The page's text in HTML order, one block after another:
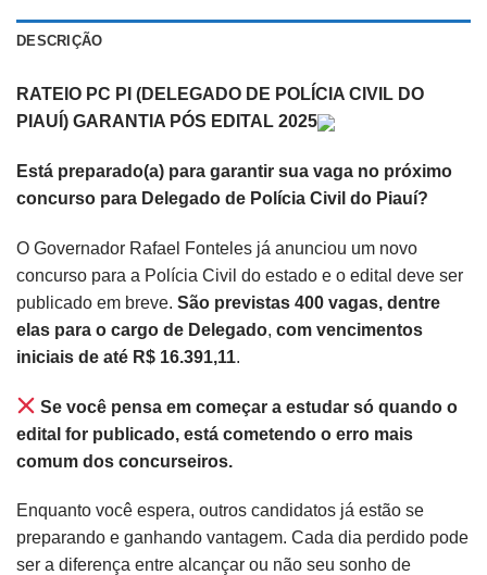
DESCRIÇÃO
RATEIO PC PI (DELEGADO DE POLÍCIA CIVIL DO
PIAUÍ) GARANTIA PÓS EDITAL 2025
Está preparado(a) para garantir sua vaga no próximo
concurso para Delegado de Polícia Civil do Piauí?
O Governador Rafael Fonteles já anunciou um novo
concurso para a Polícia Civil do estado e o edital deve ser
publicado em breve. São previstas 400 vagas, dentre
elas para o cargo de Delegado, com vencimentos
iniciais de até R$ 16.391,11.
Se você pensa em começar a estudar só quando o
edital for publicado, está cometendo o erro mais
comum dos concurseiros.
Enquanto você espera, outros candidatos já estão se
preparando e ganhando vantagem. Cada dia perdido pode
ser a diferença entre alcançar ou não seu sonho de